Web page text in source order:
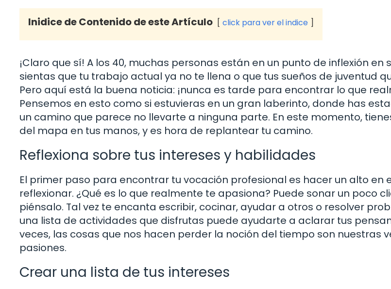
Inidice de Contenido de este Artículo click para ver el indice
¡Claro que sí! A los 40, muchas personas están en un punto de inflexión en
sientas que tu trabajo actual ya no te llena o que tus sueños de juventud
Pero aquí está la buena noticia: ¡nunca es tarde para encontrar lo que
Pensemos en esto como si estuvieras en un gran laberinto, donde has
un camino que parece no llevarte a ninguna parte. En este momento,
del mapa en tus manos, y es hora de replantear tu camino.
Reflexiona sobre tus intereses y habilidades
El primer paso para encontrar tu vocación profesional es hacer un alto en
reflexionar. ¿Qué es lo que realmente te apasiona? Puede sonar un poco
piénsalo. Tal vez te encanta escribir, cocinar, ayudar a otros o resolver
una lista de actividades que disfrutas puede ayudarte a aclarar tus
veces, las cosas que nos hacen perder la noción del tiempo son nuestras
pasiones.
Crear una lista de tus intereses